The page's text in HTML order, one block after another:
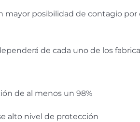
mayor posibilidad de contagio
de cada uno de los
de al menos un 98%
alto nivel de protección